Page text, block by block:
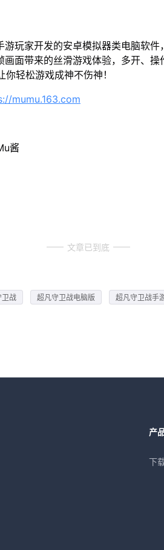
玩家开发的安卓模拟器类电脑软
面带来的丝滑游戏体验，多开、
轻松游戏成神不伤神！
mumu.163.com
酱
文章已到底
卫战 超凡守卫战电脑版 超凡守卫战手
产
下